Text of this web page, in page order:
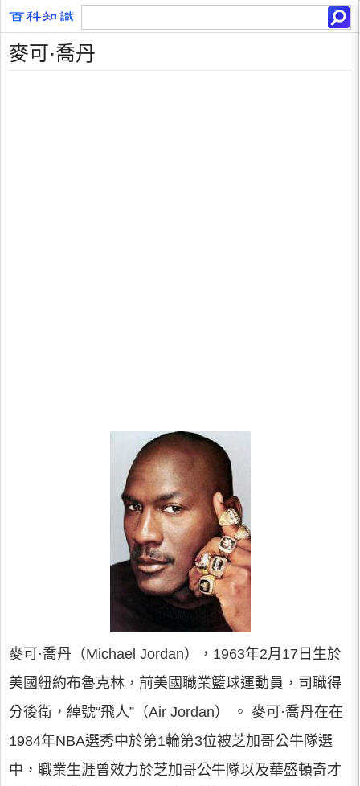
麥可·喬丹
麥可·喬丹（Michael Jordan），1963年2月17日生於
美國紐約布魯克林，前美國職業籃球運動員，司職得
分後衛，綽號“飛人”（Air Jordan） 。 麥可·喬丹在在
1984年NBA選秀中於第1輪第3位被芝加哥公牛隊選
中，職業生涯曾效力於芝加哥公牛隊以及華盛頓奇才